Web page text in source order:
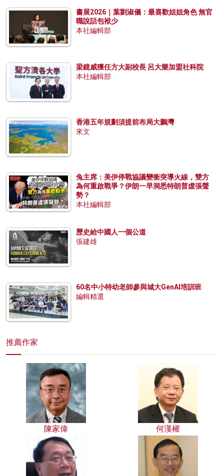
書展2026｜葉劉淑儀：最喜歡姐姐角色 無官
職說話包袱少
本社編輯部
梁鏡威獲任方大副校長 呂大樂加盟社科院
本社編輯部
香港五年規劃須提前布局大鵬灣
來文
兔主席：美伊停戰協議變衝突導火線，雙方
為何重啟戰爭？伊朗一早洞悉特朗普虛張聲
勢？
本社編輯部
歷史給中國人一個公道
張建雄
60名中小特幼老師參與城大GenAI培訓班
編輯精選
推薦作家
陳家偉 何漢權